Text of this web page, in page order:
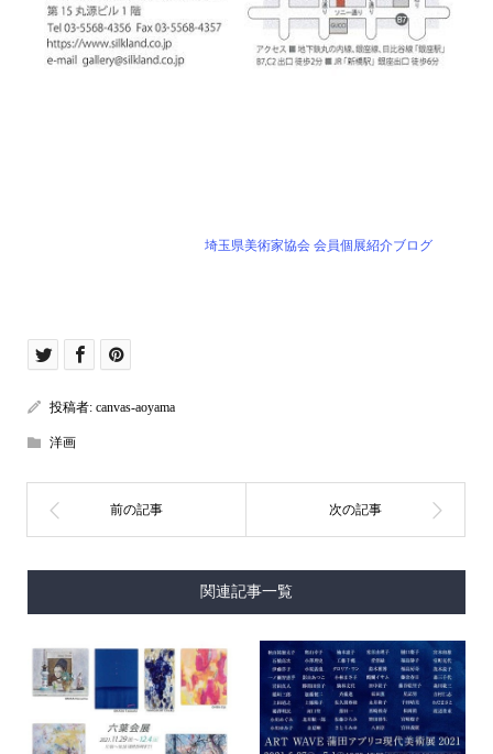
埼玉県美術家協会 会員個展紹介ブログ
投稿者: canvas-aoyama
洋画
関連記事一覧